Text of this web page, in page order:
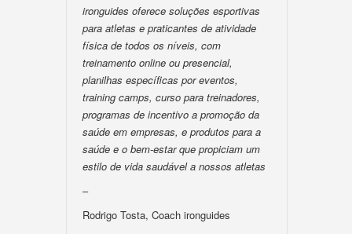
ironguides oferece soluções esportivas
para atletas e praticantes de atividade
física de todos os níveis, com
treinamento online ou presencial,
planilhas específicas por eventos,
training camps, curso para treinadores,
programas de incentivo a promoção da
saúde em empresas, e produtos para a
saúde e o bem-estar que propiciam um
estilo de vida saudável a nossos atletas
–
Rodrigo Tosta, Coach ironguides